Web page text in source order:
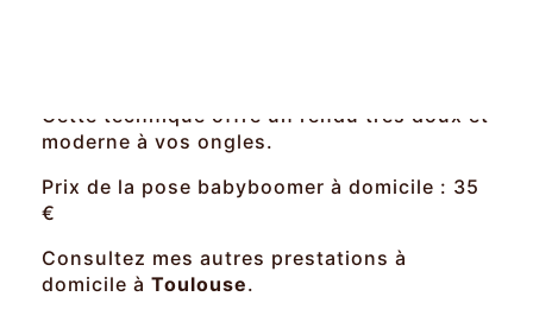
Cette technique offre un rendu très doux et
moderne à vos ongles.
Prix de la pose babyboomer à domicile : 35
€
Consultez mes autres prestations à
domicile à Toulouse.